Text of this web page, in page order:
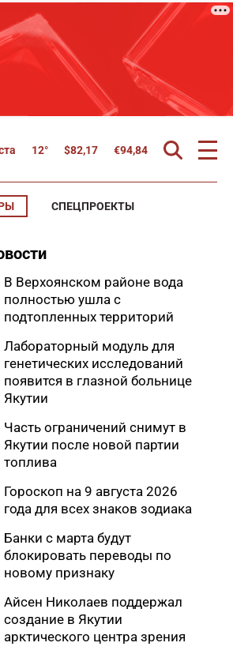
12° $82,17 €94,84
СПЕЦПРОЕКТЫ
В Верхоянском районе вода
полностью ушла с
подтопленных территорий
Лабораторный модуль для
генетических исследований
появится в глазной больнице
Якутии
Часть ограничений снимут в
Якутии после новой партии
топлива
Гороскоп на 9 августа 2026
года для всех знаков зодиака
Банки с марта будут
блокировать переводы по
новому признаку
Айсен Николаев поддержал
создание в Якутии
арктического центра зрения